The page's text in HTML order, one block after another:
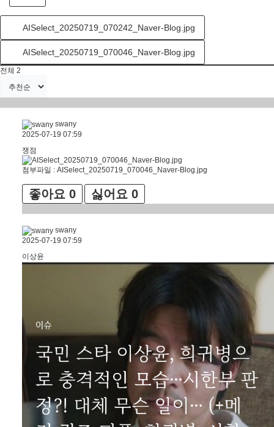
AISelect_20250719_070242_Naver-Blog.jpg
AISelect_20250719_070046_Naver-Blog.jpg
전체 2
swany
2025-07-19 07:59
쟁점
첨부파일 : AISelect_20250719_070046_Naver-Blog.jpg
좋아요 0 싫어요 0
swany
2025-07-19 07:59
이상윤